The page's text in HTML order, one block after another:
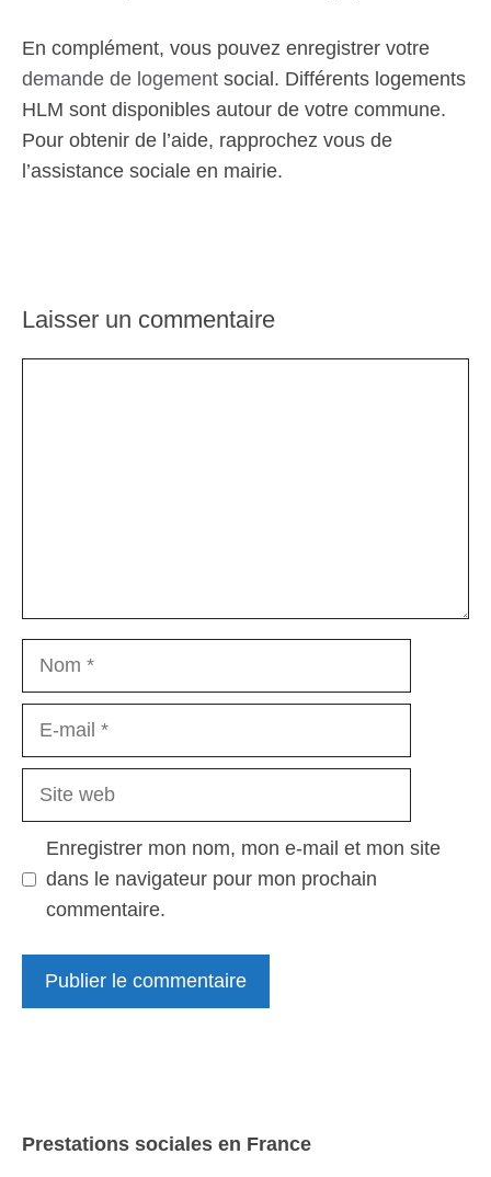
En complément, vous pouvez enregistrer votre
demande de logement social. Différents logements
HLM sont disponibles autour de votre commune.
Pour obtenir de l’aide, rapprochez vous de
l’assistance sociale en mairie.
Laisser un commentaire
Nom
Site
Enregistrer mon nom, mon e-mail et mon site
dans le navigateur pour mon prochain
commentaire.
Prestations sociales en France